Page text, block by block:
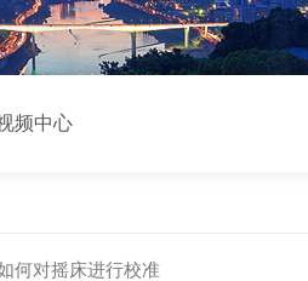
频中心
何对摇床进行校准